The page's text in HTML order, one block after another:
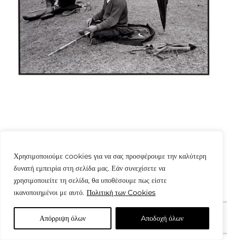
Χρησιμοποιούμε cookies για να σας προσφέρουμε την καλύτερη
δυνατή εμπειρία στη σελίδα μας. Εάν συνεχίσετε να
χρησιμοποιείτε τη σελίδα, θα υποθέσουμε πως είστε
ικανοποιημένοι με αυτό. Πολιτική των Cookies
Απόρριψη όλων Aποδοχή όλων
© Copyright: www.fotografes.gr - Δαμιανός Μωραΐτης